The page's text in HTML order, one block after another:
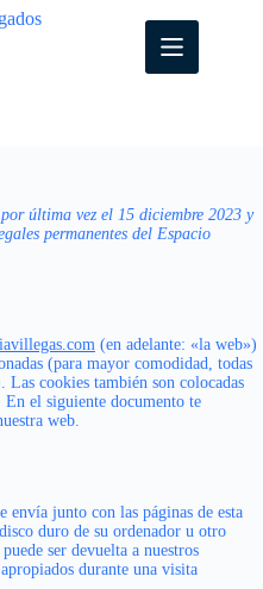
última vez el 15 diciembre 2023 y
permanentes del Espacio
(en adelante: «la web»)
(para mayor comodidad, todas
Las cookies también son colocadas
En el siguiente documento te
web.
envía junto con las páginas de esta
duro de su ordenador u otro
ser devuelta a nuestros
durante una visita